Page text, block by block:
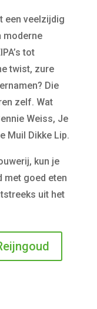
een veelzijdig
moderne
tot
twist, zure
Die
zelf. Wat
Weiss, Je
Muil Dikke Lip.
kun je
met goed eten
uit het